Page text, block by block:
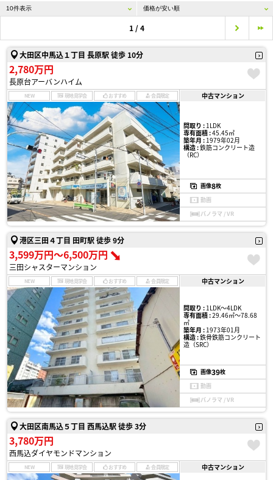
1 / 4
大田区中馬込１丁目 長原駅 徒歩 10分
2,780万円
長原台アーバンハイム
NEW 現地見学会 おすすめ 会員限定 中古マンション
間取り :1LDK
専有面積 :45.45㎡
築年月 :1979年02月
構造 :鉄筋コンクリート造
（RC）
画像8枚
動画
パノラマ / VR
港区三田４丁目 田町駅 徒歩 9分
3,599万円〜6,500万円
三田シャスターマンション
NEW 現地見学会 おすすめ 会員限定 中古マンション
間取り :1LDK〜4LDK
専有面積 :29.46㎡〜78.68
㎡
築年月 :1973年01月
構造 :鉄骨鉄筋コンクリート
造（SRC）
画像39枚
動画
パノラマ / VR
大田区南馬込５丁目 西馬込駅 徒歩 3分
3,780万円
西馬込ダイヤモンドマンション
NEW 現地見学会 おすすめ 会員限定 中古マンション